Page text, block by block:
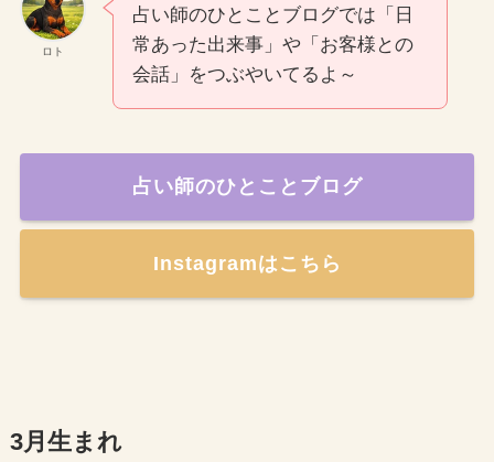
ロト
占い師のひとことブログでは「日
常あった出来事」や「お客様との
会話」をつぶやいてるよ～
占い師のひとことブログ
Instagramはこちら
3月生まれ